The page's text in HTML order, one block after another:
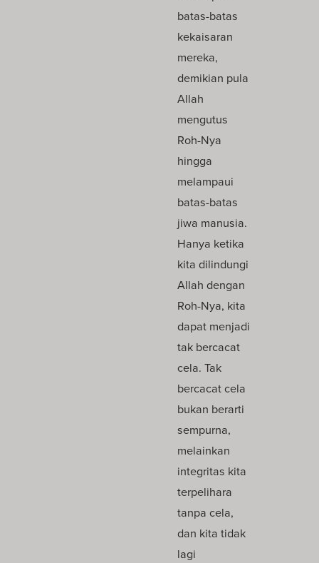
batas-batas
kekaisaran
mereka,
demikian pula
Allah
mengutus
Roh-Nya
hingga
melampaui
batas-batas
jiwa manusia.
Hanya ketika
kita dilindungi
Allah dengan
Roh-Nya, kita
dapat menjadi
tak bercacat
cela. Tak
bercacat cela
bukan berarti
sempurna,
melainkan
integritas kita
terpelihara
tanpa cela,
dan kita tidak
lagi